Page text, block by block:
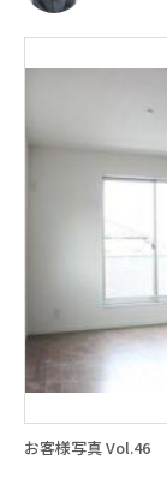
お客様写真 Vol.46